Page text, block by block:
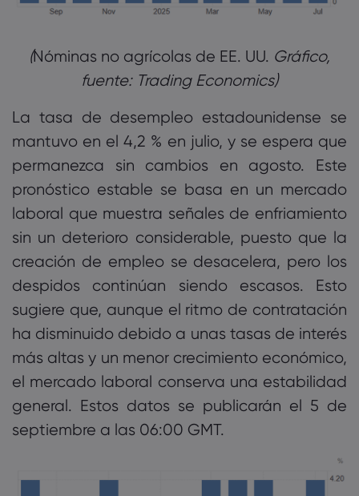
Nóminas no agrícolas de EE. UU. Gráfico,
fuente: Trading Economics)‎
La tasa de desempleo estadounidense se
mantuvo en el 4,2 % en julio, y se espera que
permanezca sin cambios en agosto. Este
pronóstico estable se basa en un mercado
laboral que muestra señales de enfriamiento
sin un deterioro considerable, puesto que la
creación de empleo se desacelera, pero los
despidos continúan siendo escasos. Esto
sugiere que, aunque el ritmo de contratación
ha disminuido debido a unas tasas de interés
más altas y un menor crecimiento económico,
el mercado laboral conserva una estabilidad
general. Estos datos se publicarán el 5 de
septiembre a las 06:00 GMT.